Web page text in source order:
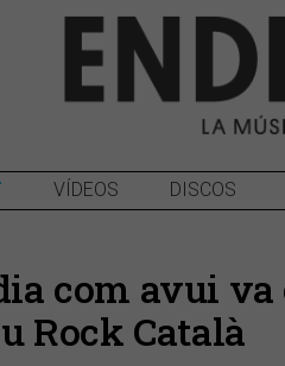
VÍDEOS DISCOS
com avui
Rock Català